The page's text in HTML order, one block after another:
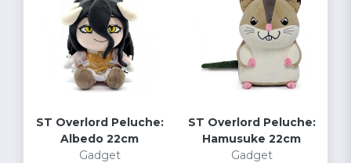
ST Overlord Peluche:
Albedo 22cm
Gadget
ST Overlord Peluche:
Hamusuke 22cm
Gadget